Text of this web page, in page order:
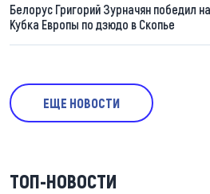
Белорус Григорий Зурначян победил
Кубка Европы по дзюдо в Скопье
ЕЩЕ НОВОСТИ
ТОП-НОВОСТИ